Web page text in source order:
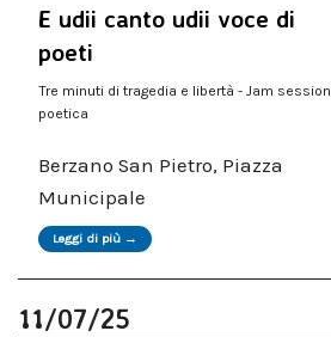
E udii canto udii voce di
poeti
Tre minuti di tragedia e libertà - Jam session
poetica
Berzano San Pietro, Piazza
Municipale
Leggi di più →
11/07/25